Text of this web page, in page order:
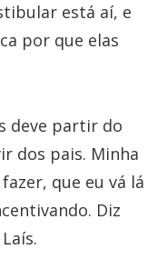
está aí, e
por que elas
deve partir do
dos pais. Minha
que eu vá lá
Diz